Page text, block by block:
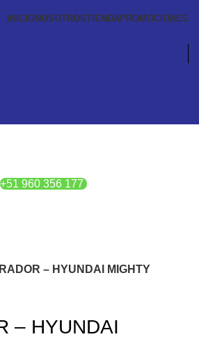
INICIONOSOTROSTIENDA PROMOCIONES
+51 960 356 177
– HYUNDAI MIGHTY
– HYUNDAI